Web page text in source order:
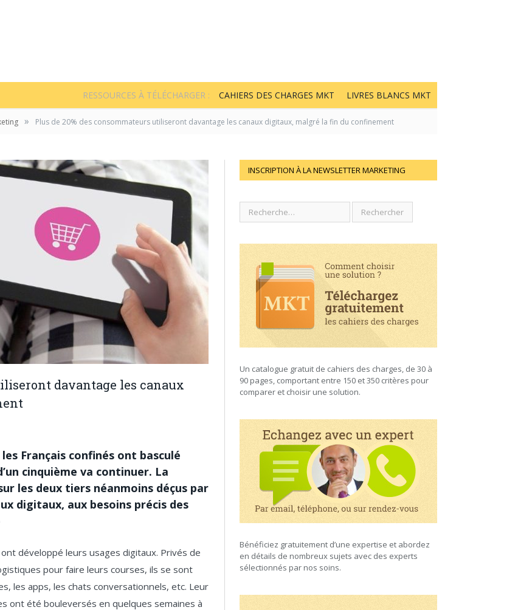
LIVRES BLANCS MKT
CAHIERS DES CHARGES MKT
RESSOURCES À TÉLÉCHARGER :
» Plus de 20% des consommateurs utiliseront davantage les canaux digitaux, malgré la fin du confinement
davantage les canaux
Français confinés ont basculé
cinquième va continuer. La
les deux tiers néanmoins déçus par
digitaux, aux besoins précis des
développé leurs usages digitaux. Privés de
pour faire leurs courses, ils se sont
les apps, les chats conversationnels, etc. Leur
ont été bouleversés en quelques semaines à
INSCRIPTION À LA NEWSLETTER MARKETING
Un catalogue gratuit de cahiers des charges, de 30 à
90 pages, comportant entre 150 et 350 critères pour
comparer et choisir une solution.
Bénéficiez gratuitement d’une expertise et abordez
en détails de nombreux sujets avec des experts
sélectionnés par nos soins.